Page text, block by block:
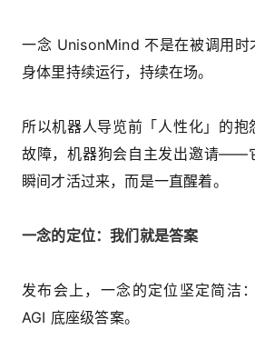
一念 UnisonMind 不是在被调用时
身体里持续运行，持续在场。
所以机器人导览前「人性化」的抱
故障，机器狗会自主发出邀请——
瞬间才活过来，而是一直醒着。
一念的定位：我们就是答案
发布会上，一念的定位坚定简洁
AGI 底座级答案。